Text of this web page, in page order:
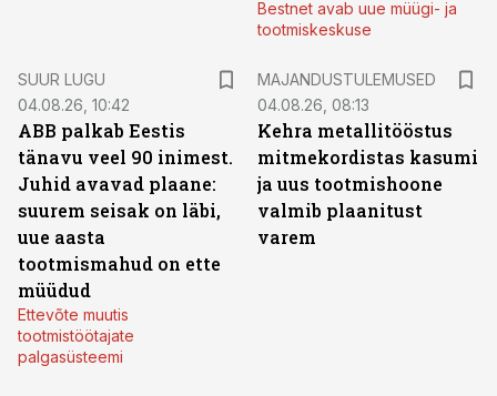
Bestnet avab uue müügi- ja
tootmiskeskuse
SUUR LUGU
04.08.26, 10:42
ABB palkab Eestis
tänavu veel 90 inimest.
Juhid avavad plaane:
suurem seisak on läbi,
uue aasta
tootmismahud on ette
müüdud
Ettevõte muutis
tootmistöötajate
palgasüsteemi
MAJANDUSTULEMUSED
04.08.26, 08:13
Kehra metallitööstus
mitmekordistas kasumi
ja uus tootmishoone
valmib plaanitust
varem